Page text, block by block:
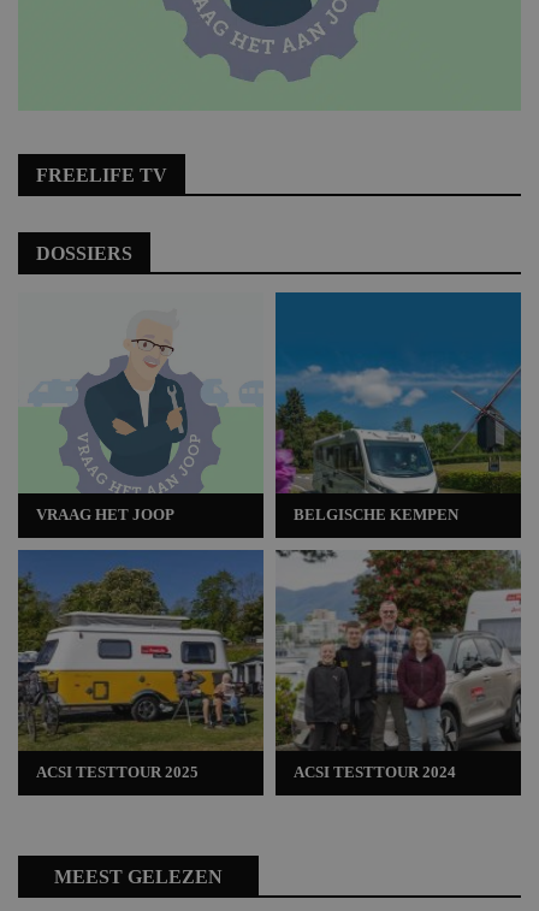
FREELIFE TV
DOSSIERS
VRAAG HET JOOP
ACSI TESTTOUR 2025
BELGISCHE KEMPEN
ACSI TESTTOUR 2024
MEEST GELEZEN